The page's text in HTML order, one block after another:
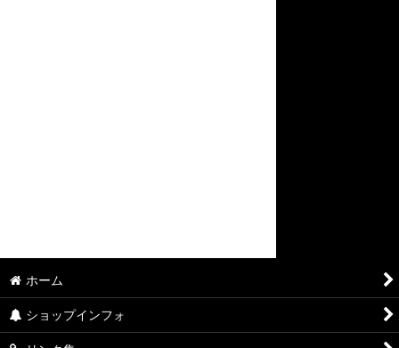
ホーム
ショップインフォ